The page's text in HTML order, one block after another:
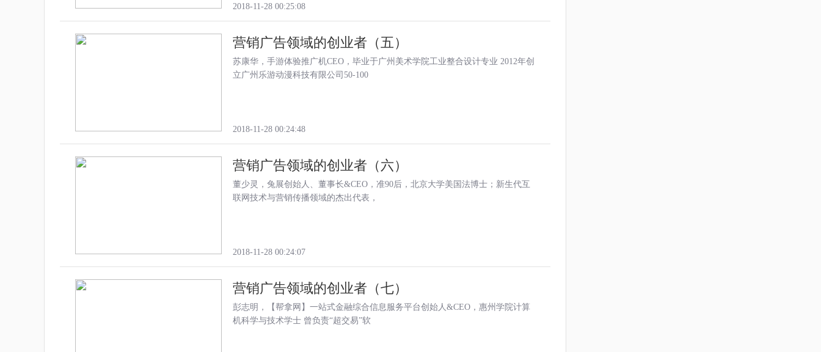
2018-11-28 00:25:08
营销广告领域的创业者（五）
苏康华，手游体验推广机CEO，毕业于广州美术学院工业整合设计专业 2012年创
立广州乐游动漫科技有限公司50-100
2018-11-28 00:24:48
营销广告领域的创业者（六）
董少灵，兔展创始人、董事长&CEO，准90后，北京大学美国法博士；新生代互
联网技术与营销传播领域的杰出代表，
2018-11-28 00:24:07
营销广告领域的创业者（七）
彭志明，【帮拿网】一站式金融综合信息服务平台创始人&CEO，惠州学院计算
机科学与技术学士 曾负责“超交易”软